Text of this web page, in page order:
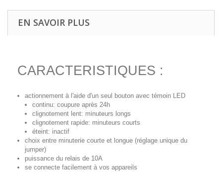
EN SAVOIR PLUS
CARACTERISTIQUES :
actionnement à l'aide d'un seul bouton avec témoin LED
continu: coupure après 24h
clignotement lent: minuteurs longs
clignotement rapide: minuteurs courts
éteint: inactif
choix entre minuterie courte et longue (réglage unique du
jumper)
puissance du relais de 10A
se connecte facilement à vos appareils